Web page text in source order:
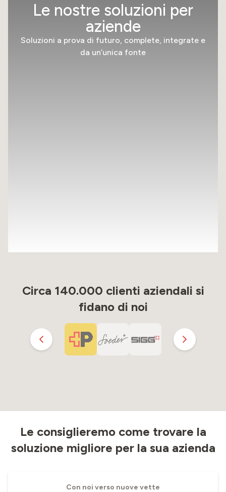
Le nostre soluzioni per
aziende
Soluzioni a prova di futuro, complete, integrate e
da un’unica fonte
Circa 140.000 clienti aziendali si
fidano di noi
Le consiglieremo come trovare la
soluzione migliore per la sua azienda
Con noi verso nuove vette